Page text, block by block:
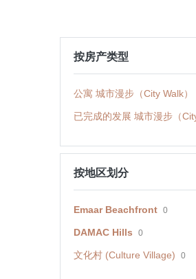
按房产类型
公寓 城市漫步（City Walk）
已完成的发展 城市漫步（
按地区划分
Emaar Beachfront 0
DAMAC Hills 0
文化村 (Culture Village) 0